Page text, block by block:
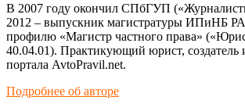
В 2007 году окончил СПбГУП
2012 – выпускник магистратуры ИПиНБ
профилю «Магистр частного права»
40.04.01). Практикующий юрист, создатель
портала AvtoPravil.net.
Подробнее об авторе